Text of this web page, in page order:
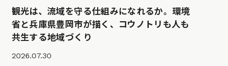
観光は、流域を守る仕組みになれるか。環境
省と兵庫県豊岡市が描く、コウノトリも人も
共生する地域づくり
2026.07.30